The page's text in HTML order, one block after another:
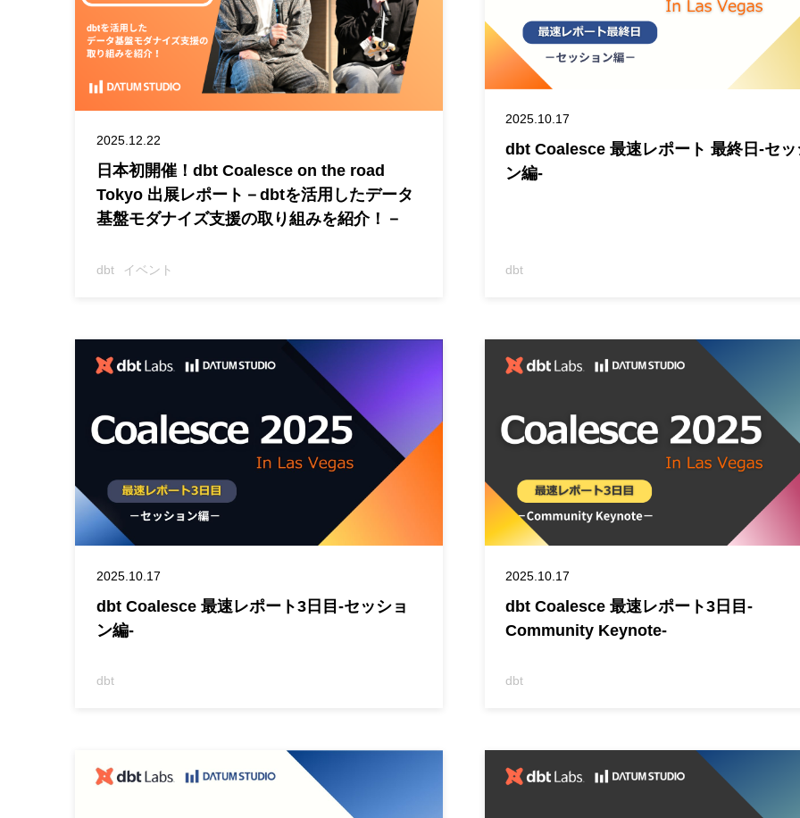
2025.12.22
日本初開催！dbt Coalesce on the road
Tokyo 出展レポート－dbtを活用したデータ
基盤モダナイズ支援の取り組みを紹介！－
dbt イベント
2025.10.17
dbt Coalesce 最速レポート 最終日-セッ
ン編-
dbt
2025.10.17
dbt Coalesce 最速レポート3日目-セッショ
ン編-
dbt
2025.10.17
dbt Coalesce 最速レポート3日目-
Community Keynote-
dbt